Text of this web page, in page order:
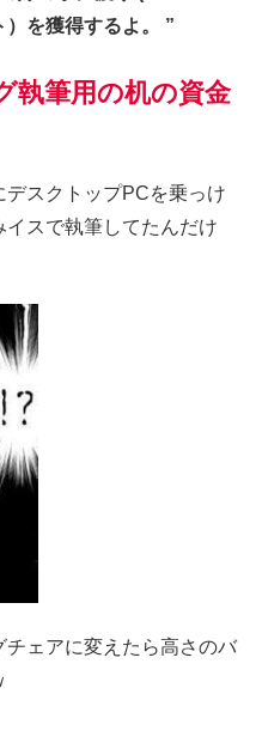
）を獲得するよ。 ”
執筆用の机の資金
スクトップPCを乗っけ
スで執筆してたんだけ
ェアに変えたら高さのバ